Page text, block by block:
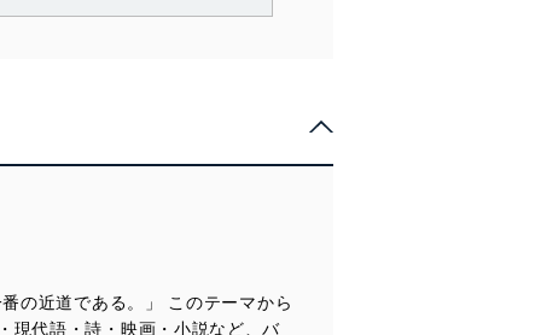
用目的の達成に必要な範
策を実施し、個人情報の
の近道である。」 このテーマから
現代語・詩・映画・小説など、バ